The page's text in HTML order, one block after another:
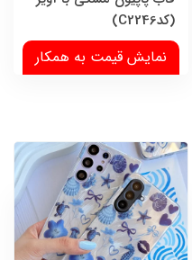
(کدC2246)
نمایش قیمت به همکار